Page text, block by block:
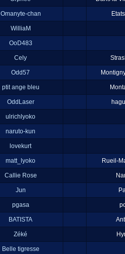
Omanyte-chan
WilliaM
OoD483
Cely
Odd57
ptit ange bleu
OddLaser
ulrichlyoko
naruto-kun
lovekurt
matt_lyoko Rueil-
Callie Rose
Jun
pgasa
BATISTA
Zéké
Belle tigresse